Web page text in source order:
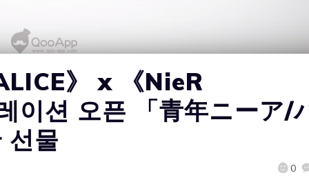
》 x 《NieR
이션 오픈 「青年ニーア/
선물
0